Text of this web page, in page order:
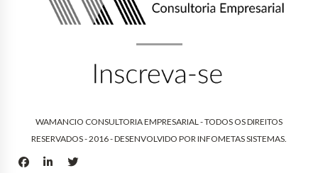
WAMANCIO CONSULTORIA EMPRESARIAL - TODOS OS DIREITOS
RESERVADOS - 2016 - DESENVOLVIDO PORINFOMETAS SISTEMAS.